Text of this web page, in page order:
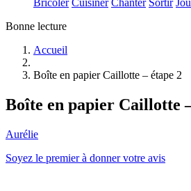
Bricoler Cuisiner Chanter Sortir
Bonne lecture
Accueil
Boîte en papier Caillotte – étape 2
Boîte en papier Caillotte
Aurélie
Soyez le premier à donner votre avis